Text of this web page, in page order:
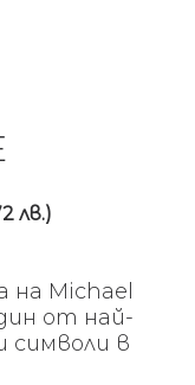
лв.)
е:
210 €
(410.72
на Michael
от най-
символи в